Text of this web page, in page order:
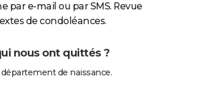
par e-mail ou par SMS. Revue
de condoléances.
nous ont quittés ?
de naissance.